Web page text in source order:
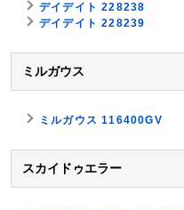
デイデイト 228238
デイデイト 228239
ミルガウス
ミルガウス 116400GV
スカイドゥエラー